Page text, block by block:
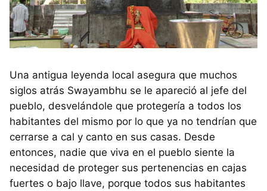
Una antigua leyenda local asegura que muchos
siglos atrás Swayambhu se le apareció al jefe del
pueblo, desvelándole que protegería a todos los
habitantes del mismo por lo que ya no tendrían que
cerrarse a cal y canto en sus casas. Desde
entonces, nadie que viva en el pueblo siente la
necesidad de proteger sus pertenencias en cajas
fuertes o bajo llave, porque todos sus habitantes